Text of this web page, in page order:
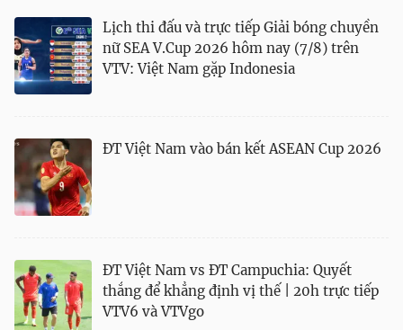
Lịch thi đấu và trực tiếp Giải bóng chuyền
nữ SEA V.Cup 2026 hôm nay (7/8) trên
VTV: Việt Nam gặp Indonesia
ĐT Việt Nam vào bán kết ASEAN Cup 2026
ĐT Việt Nam vs ĐT Campuchia: Quyết
thắng để khẳng định vị thế | 20h trực tiếp
VTV6 và VTVgo